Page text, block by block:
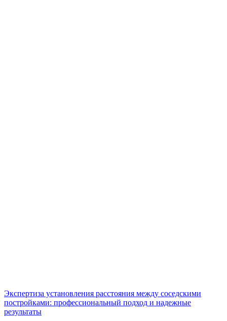
Экспертиза установления расстояния между соседскими
постройками: профессиональный подход и надежные
результаты